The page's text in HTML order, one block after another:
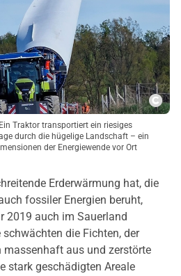
Traktor transportiert ein riesiges
durch die hügelige Landschaft – ein
der Energiewende vor Ort
Erderwärmung hat, die
fossiler Energien beruht,
2019 auch im Sauerland
die Fichten, der
massenhaft aus und zerstörte
stark geschädigten Areale